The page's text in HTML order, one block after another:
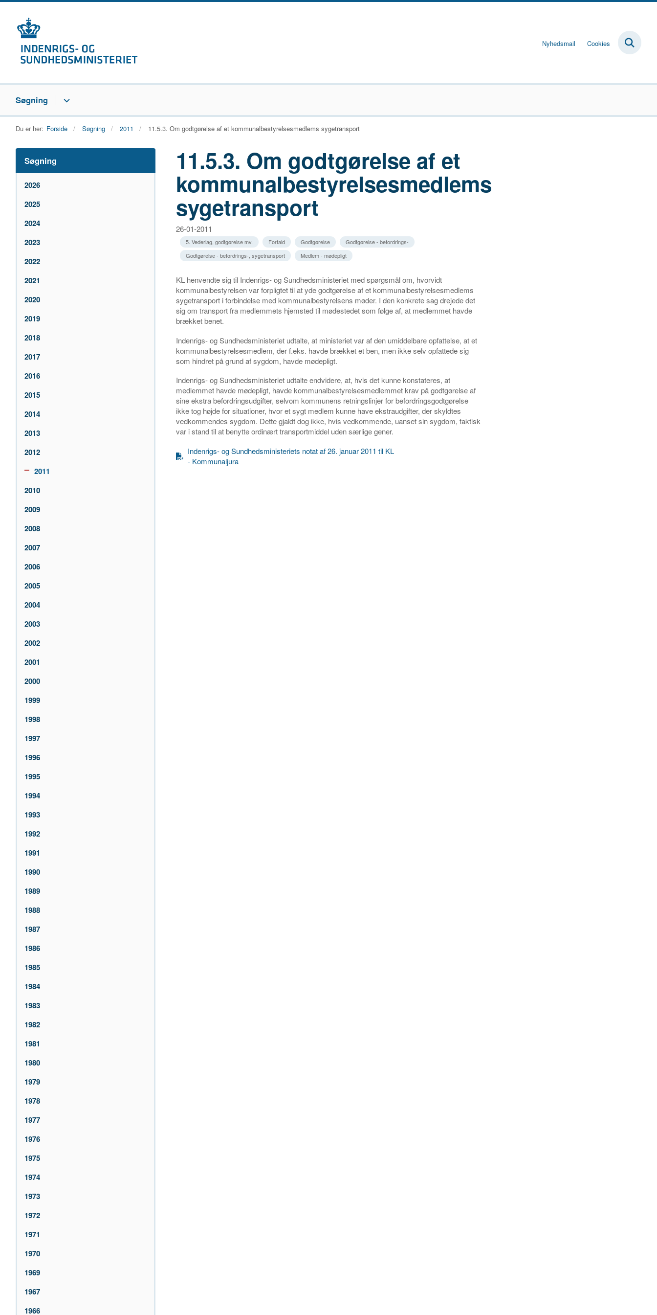
Nyhedsmail Cookies
Søgning
Du er her: Forside Søgning 2011 11.5.3. Om godtgørelse af et kommunalbestyrelsesmedlems sygetransport
Søgning
2026
2025
2024
2023
2022
2021
2020
2019
2018
2017
2016
2015
2014
2013
2012
2011
2010
2009
2008
2007
2006
2005
2004
2003
2002
2001
2000
1999
1998
1997
1996
1995
1994
1993
1992
1991
1990
1989
1988
1987
1986
1985
1984
1983
1982
1981
1980
1979
1978
1977
1976
1975
1974
1973
1972
1971
1970
1969
1967
1966
11.5.3. Om godtgørelse af et
kommunalbestyrelsesmedlems
sygetransport
26-01-2011
5. Vederlag, godtgørelse mv. Forfald Godtgørelse
Godtgørelse - befordrings-
Godtgørelse - befordrings-, sygetransport
Medlem - mødepligt
KL henvendte sig til Indenrigs- og Sundhedsministeriet med spørgsmål om, hvorvidt
kommunalbestyrelsen var forpligtet til at yde godtgørelse af et kommunalbestyrelsesmedlems
sygetransport i forbindelse med kommunalbestyrelsens møder. I den konkrete sag drejede det
sig om transport fra medlemmets hjemsted til mødestedet som følge af, at medlemmet havde
brækket benet.
Indenrigs- og Sundhedsministeriet udtalte, at ministeriet var af den umiddelbare opfattelse, at et
kommunalbestyrelsesmedlem, der f.eks. havde brækket et ben, men ikke selv opfattede sig
som hindret på grund af sygdom, havde mødepligt.
Indenrigs- og Sundhedsministeriet udtalte endvidere, at, hvis det kunne konstateres, at
medlemmet havde mødepligt, havde kommunalbestyrelsesmedlemmet krav på godtgørelse af
sine ekstra befordringsudgifter, selvom kommunens retningslinjer for befordringsgodtgørelse
ikke tog højde for situationer, hvor et sygt medlem kunne have ekstraudgifter, der skyldtes
vedkommendes sygdom. Dette gjaldt dog ikke, hvis vedkommende, uanset sin sygdom, faktisk
var i stand til at benytte ordinært transportmiddel uden særlige gener.
Indenrigs- og Sundhedsministeriets notat af 26. januar 2011 til KL
- Kommunaljura